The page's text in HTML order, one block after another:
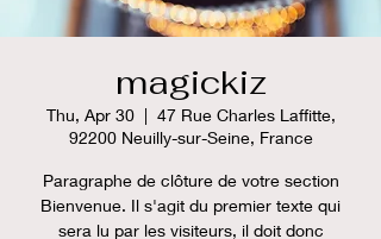
magickiz
Thu, Apr 30
  |
47 Rue Charles Laffitte,
92200 Neuilly-sur-Seine, France
Paragraphe de clôture de votre section
Bienvenue. Il s'agit du premier texte qui
sera lu par les visiteurs, il doit donc